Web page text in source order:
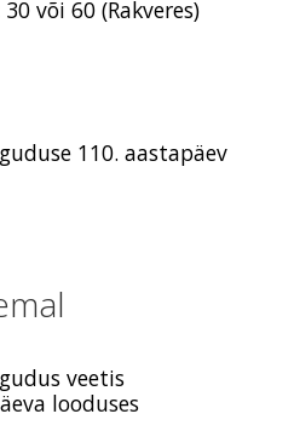
või 60 (Rakveres)
110. aastapäev
veetis
looduses